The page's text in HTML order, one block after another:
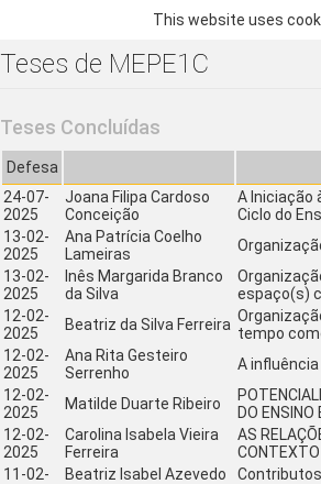
This website uses
Teses de MEPE1C
Teses Concluídas
Defesa
24-07-
2025
Joana Filipa Cardoso
Conceição
A Iniciação
Ciclo do
13-02-
2025
Ana Patrícia Coelho
Lameiras
13-02-
2025
Inês Margarida Branco
da Silva
espaço(s)
12-02-
2025
Beatriz da Silva Ferreira tempo
12-02-
2025
Ana Rita Gesteiro
Serrenho
A
12-02-
2025
Matilde Duarte Ribeiro
DO ENSINO
12-02-
2025
Carolina Isabela Vieira
Ferreira
AS
CONTEXTO
11-02-
Beatriz Isabel Azevedo